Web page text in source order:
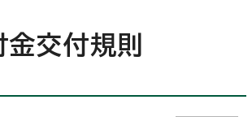
交付規則